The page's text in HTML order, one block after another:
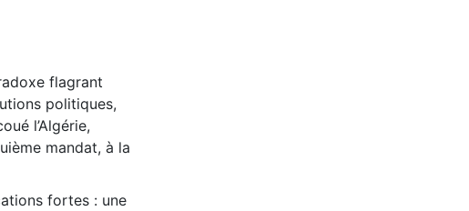
flagrant
politiques,
l’Algérie,
mandat, à la
fortes : une